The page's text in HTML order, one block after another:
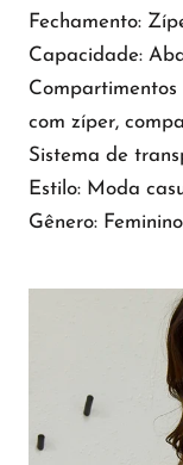
Fechamento:
Capacidade:
Compartimentos
com zíper,
Sistema de
Estilo: Moda
Gênero: Feminino